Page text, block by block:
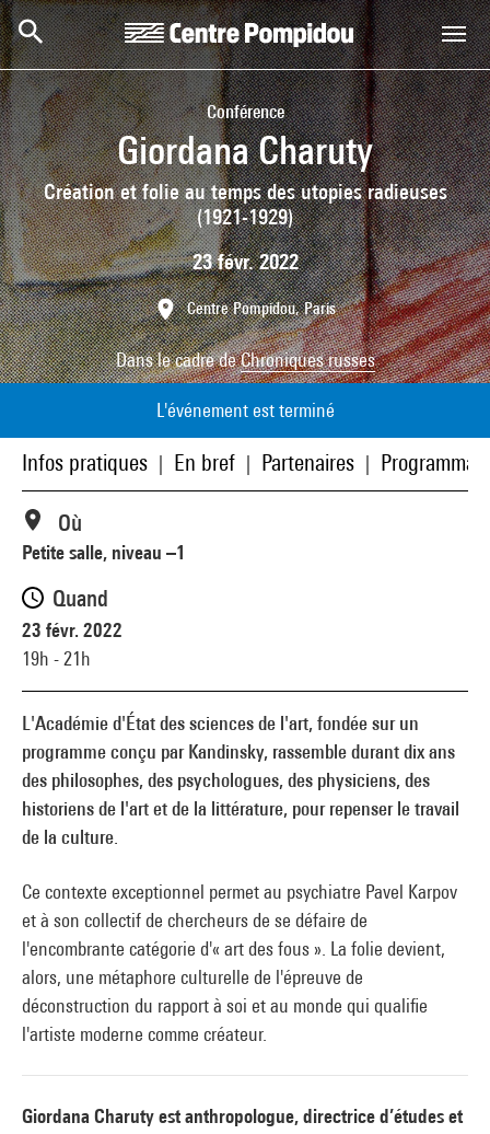
Aller au contenu principal
Centre Pompidou
Conférence
Giordana Charuty
Création et folie au temps des utopies radieuses
(1921-1929)
23 févr. 2022
Centre Pompidou, Paris
Dans le cadre deChroniques russes
L'événement est terminé
Infos pratiques En bref Partenaires
L'Académie d'État des sciences de l'art, fondée sur un
programme conçu par Kandinsky, rassemble durant dix ans
des philosophes, des psychologues, des physiciens, des
historiens de l'art et de la littérature, pour repenser le travail
de la culture.
Ce contexte exceptionnel permet au psychiatre Pavel Karpov
et à son collectif de chercheurs de se défaire de
l'encombrante catégorie d'« art des fous ». La folie devient,
alors, une métaphore culturelle de l'épreuve de
déconstruction du rapport à soi et au monde qui qualifie
l'artiste moderne comme créateur.
Giordana Charuty est anthropologue, directrice d’études et
Où
Petite salle, niveau –1
Quand
23 févr. 2022
19h - 21h